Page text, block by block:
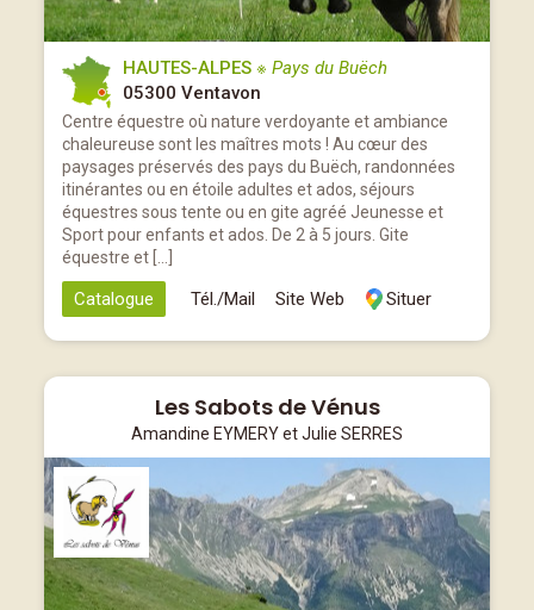
HAUTES-ALPES ※ Pays du Buëch
05300 Ventavon
Centre équestre où nature verdoyante et ambiance
chaleureuse sont les maîtres mots ! Au cœur des
paysages préservés des pays du Buëch, randonnées
itinérantes ou en étoile adultes et ados, séjours
équestres sous tente ou en gite agréé Jeunesse et
Sport pour enfants et ados. De 2 à 5 jours. Gite
équestre et […]
Catalogue Tél./Mail Site Web Situer
Les Sabots de Vénus
Amandine EYMERY et Julie SERRES